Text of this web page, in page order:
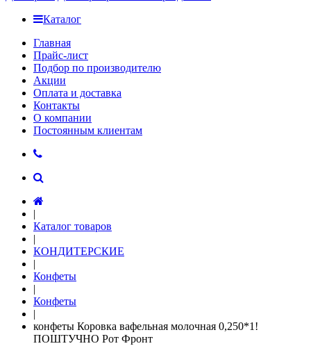
Каталог
Главная
Прайс-лист
Подбор по производителю
Акции
Оплата и доставка
Контакты
О компании
Постоянным клиентам
|
Каталог товаров
|
КОНДИТЕРСКИЕ
|
Конфеты
|
Конфеты
|
конфеты Коровка вафельная молочная 0,250*1!
ПОШТУЧНО Рот Фронт